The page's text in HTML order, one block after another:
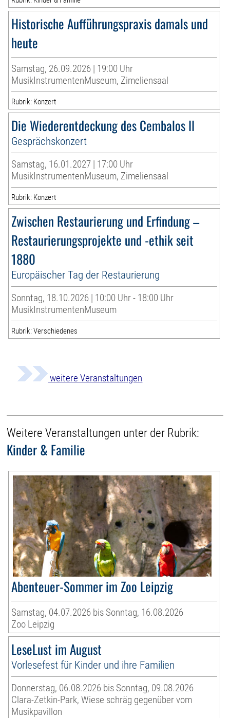
Historische Aufführungspraxis damals und
heute
Samstag, 26.09.2026 | 19:00 Uhr
MusikInstrumentenMuseum, Zimeliensaal
Rubrik: Konzert
Die Wiederentdeckung des Cembalos II
Gesprächskonzert
Samstag, 16.01.2027 | 17:00 Uhr
MusikInstrumentenMuseum, Zimeliensaal
Rubrik: Konzert
Zwischen Restaurierung und Erfindung –
Restaurierungsprojekte und -ethik seit
1880
Europäischer Tag der Restaurierung
Sonntag, 18.10.2026 | 10:00 Uhr - 18:00 Uhr
MusikInstrumentenMuseum
Rubrik: Verschiedenes
weitere Veranstaltungen
Weitere Veranstaltungen unter der Rubrik:
Kinder & Familie
Abenteuer-Sommer im Zoo Leipzig
Samstag, 04.07.2026 bis Sonntag, 16.08.2026
Zoo Leipzig
LeseLust im August
Vorlesefest für Kinder und ihre Familien
Donnerstag, 06.08.2026 bis Sonntag, 09.08.2026
Clara-Zetkin-Park, Wiese schräg gegenüber vom
Musikpavillon